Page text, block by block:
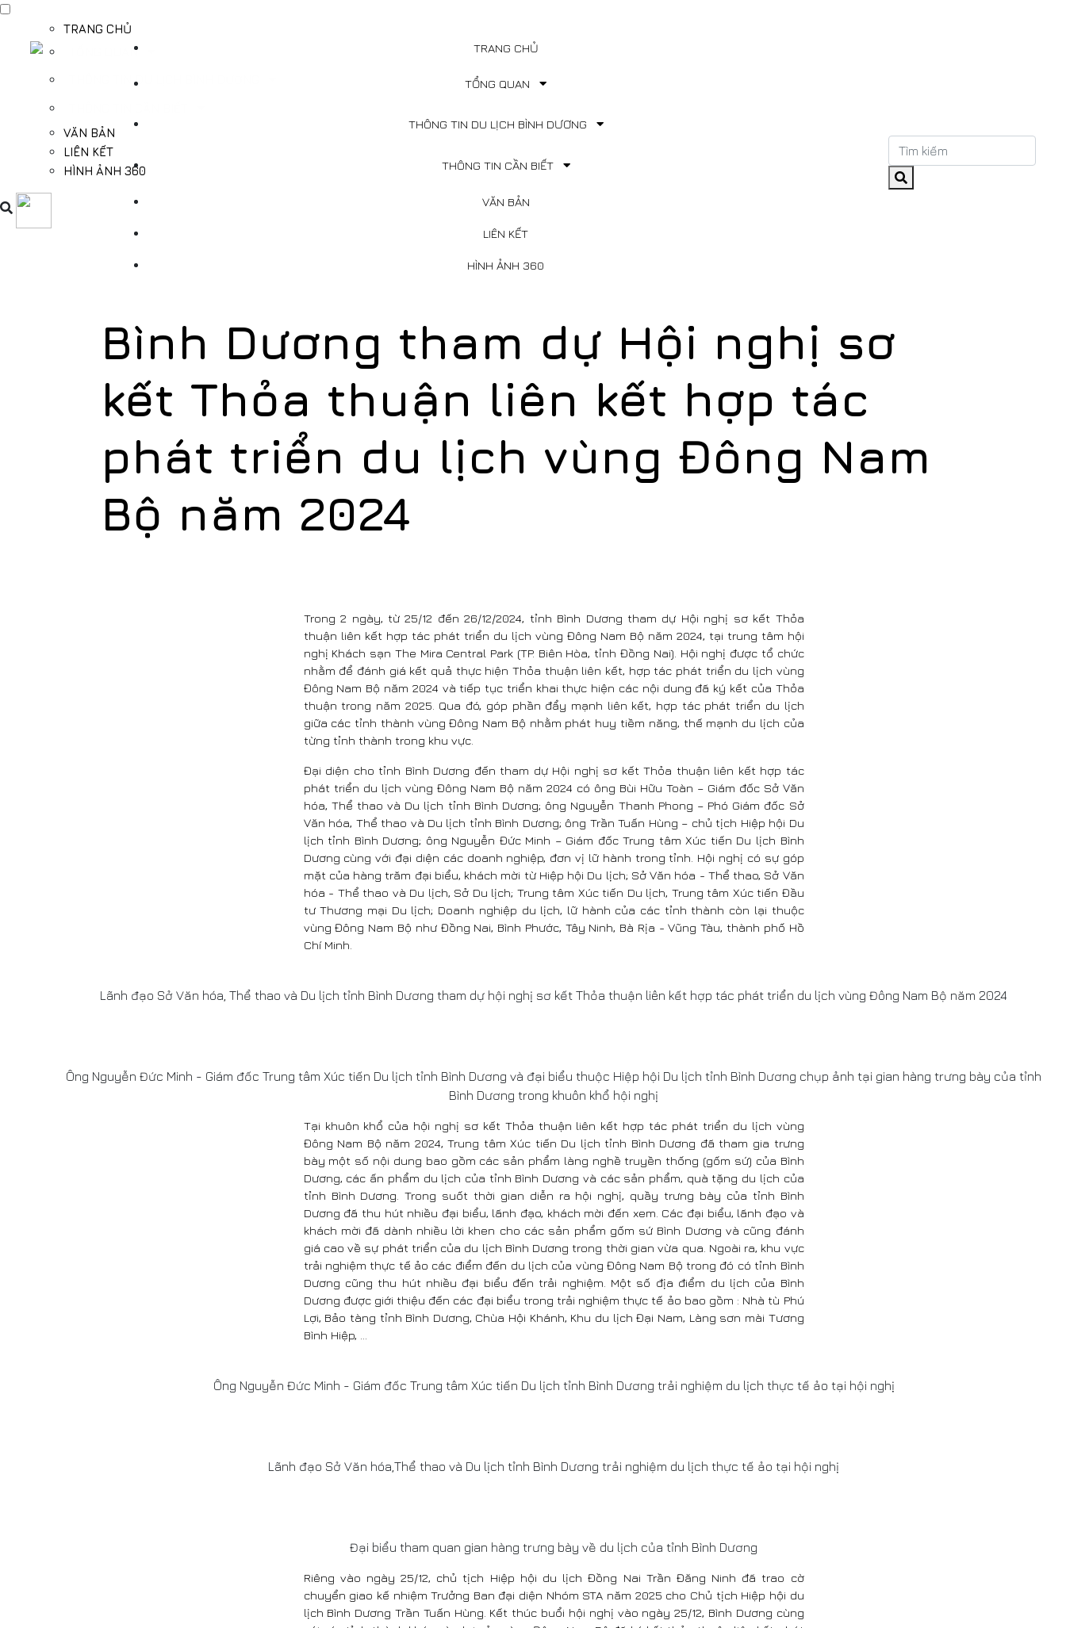
TRANG CHỦ
TỔNG QUAN
THÔNG TIN DU LỊCH BÌNH DƯƠNG
VĂN BẢN
LIÊN KẾT
HÌNH ẢNH 360
TRANG CHỦ
TỔNG QUAN
THÔNG TIN DU LỊCH BÌNH DƯƠNG
THÔNG TIN CẦN BIẾT
VĂN BẢN
LIÊN KẾT
HÌNH ẢNH 360
Bình Dương tham dự Hội nghị sơ
kết Thỏa thuận liên kết hợp tác
phát triển du lịch vùng Đông Nam
Bộ năm 2024
Trong 2 ngày, từ 25/12 đến 26/12/2024, tỉnh Bình Dương tham dự Hội nghị sơ kết Thỏa
thuận liên kết hợp tác phát triển du lịch vùng Đông Nam Bộ năm 2024, tại trung tâm hội
nghị Khách sạn The Mira Central Park (TP. Biên Hòa, tỉnh Đồng Nai). Hội nghị được tổ chức
nhằm để đánh giá kết quả thực hiện Thỏa thuận liên kết, hợp tác phát triển du lịch vùng
Đông Nam Bộ năm 2024 và tiếp tục triển khai thực hiện các nội dung đã ký kết của Thỏa
thuận trong năm 2025. Qua đó, góp phần đẩy mạnh liên kết, hợp tác phát triển du lịch
giữa các tỉnh thành vùng Đông Nam Bộ nhằm phát huy tiềm năng, thế mạnh du lịch của
từng tỉnh thành trong khu vực.
Đại diện cho tỉnh Bình Dương đến tham dự Hội nghị sơ kết Thỏa thuận liên kết hợp tác
phát triển du lịch vùng Đông Nam Bộ năm 2024 có ông Bùi Hữu Toàn – Giám đốc Sở Văn
hóa, Thể thao và Du lịch tỉnh Bình Dương; ông Nguyễn Thanh Phong – Phó Giám đốc Sở
Văn hóa, Thể thao và Du lịch tỉnh Bình Dương; ông Trần Tuấn Hùng – chủ tịch Hiệp hội Du
lịch tỉnh Bình Dương; ông Nguyễn Đức Minh – Giám đốc Trung tâm Xúc tiến Du lịch Bình
Dương cùng với đại diện các doanh nghiệp, đơn vị lữ hành trong tỉnh. Hội nghị có sự góp
mặt của hàng trăm đại biểu, khách mời từ Hiệp hội Du lịch; Sở Văn hóa - Thể thao, Sở Văn
hóa - Thể thao và Du lịch, Sở Du lịch; Trung tâm Xúc tiến Du lịch, Trung tâm Xúc tiến Đầu
tư Thương mại Du lịch; Doanh nghiệp du lịch, lữ hành của các tỉnh thành còn lại thuộc
vùng Đông Nam Bộ như Đồng Nai, Bình Phước, Tây Ninh, Bà Rịa - Vũng Tàu, thành phố Hồ
Chí Minh.
Lãnh đạo Sở Văn hóa, Thể thao và Du lịch tỉnh Bình Dương tham dự hội nghị sơ kết Thỏa thuận liên kết hợp tác phát triển du lịch vùng Đông Nam Bộ năm 2024
Ông Nguyễn Đức Minh - Giám đốc Trung tâm Xúc tiến Du lịch tỉnh Bình Dương và đại biểu thuộc Hiệp hội Du lịch tỉnh Bình Dương chụp ảnh tại gian hàng trưng bày của tỉnh
Bình Dương trong khuôn khổ hội nghị
Tại khuôn khổ của hội nghị sơ kết Thỏa thuận liên kết hợp tác phát triển du lịch vùng
Đông Nam Bộ năm 2024, Trung tâm Xúc tiến Du lịch tỉnh Bình Dương đã tham gia trưng
bày một số nội dung bao gồm các sản phẩm làng nghề truyền thống (gốm sứ) của Bình
Dương, các ấn phẩm du lịch của tỉnh Bình Dương và các sản phẩm, quà tặng du lịch của
tỉnh Bình Dương. Trong suốt thời gian diễn ra hội nghị, quầy trưng bày của tỉnh Bình
Dương đã thu hút nhiều đại biểu, lãnh đạo, khách mời đến xem. Các đại biểu, lãnh đạo và
khách mời đã dành nhiều lời khen cho các sản phẩm gốm sứ Bình Dương và cũng đánh
giá cao về sự phát triển của du lịch Bình Dương trong thời gian vừa qua. Ngoài ra, khu vực
trải nghiệm thực tế ảo các điểm đến du lịch của vùng Đông Nam Bộ trong đó có tỉnh Bình
Dương cũng thu hút nhiều đại biểu đến trải nghiệm. Một số địa điểm du lịch của Bình
Dương được giới thiệu đến các đại biểu trong trải nghiệm thực tế ảo bao gồm : Nhà tù Phú
Lợi, Bảo tàng tỉnh Bình Dương, Chùa Hội Khánh, Khu du lịch Đại Nam, Làng sơn mài Tương
Bình Hiệp, ...
Ông Nguyễn Đức Minh - Giám đốc Trung tâm Xúc tiến Du lịch tỉnh Bình Dương trải nghiệm du lịch thực tế ảo tại hội nghị
Lãnh đạo Sở Văn hóa,Thể thao và Du lịch tỉnh Bình Dương trải nghiệm du lịch thực tế ảo tại hội nghị
Đại biểu tham quan gian hàng trưng bày về du lịch của tỉnh Bình Dương
Riêng vào ngày 25/12, chủ tịch Hiệp hội du lịch Đồng Nai Trần Đăng Ninh đã trao cờ
chuyển giao kế nhiệm Trưởng Ban đại diện Nhóm STA năm 2025 cho Chủ tịch Hiệp hội du
lịch Bình Dương Trần Tuấn Hùng. Kết thúc buổi hội nghị vào ngày 25/12, Bình Dương cùng